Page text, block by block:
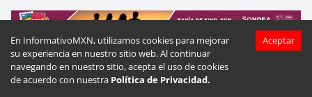
En InformativoMXN, utilizamos cookies para mejorar
su experiencia en nuestro sitio web. Al continuar
navegando en nuestro sitio, acepta el uso de cookies
de acuerdo con nuestra Política de Privacidad.
Aceptar
Más videos deBaja California Sur